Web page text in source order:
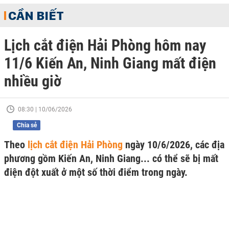
CẦN BIẾT
Lịch cắt điện Hải Phòng hôm nay
11/6 Kiến An, Ninh Giang mất điện
nhiều giờ
08:30 | 10/06/2026
Chia sẻ
Theo lịch cắt điện Hải Phòng ngày 10/6/2026, các địa
phương gồm Kiến An, Ninh Giang... có thể sẽ bị mất
điện đột xuất ở một số thời điểm trong ngày.